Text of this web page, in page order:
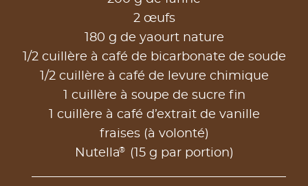
2 œufs
180 g de yaourt nature
1/2 cuillère à café de bicarbonate de soude
1/2 cuillère à café de levure chimique
1 cuillère à soupe de sucre fin
1 cuillère à café d’extrait de vanille
fraises (à volonté)
Nutella® (15 g par portion)